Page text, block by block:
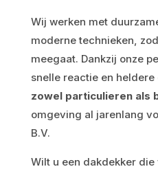
Wij werken met
moderne technieken,
meegaat. Dankzij onze
snelle reactie en
zowel particulieren als
omgeving al jarenlang
B.V.
Wilt u een dakdekker die